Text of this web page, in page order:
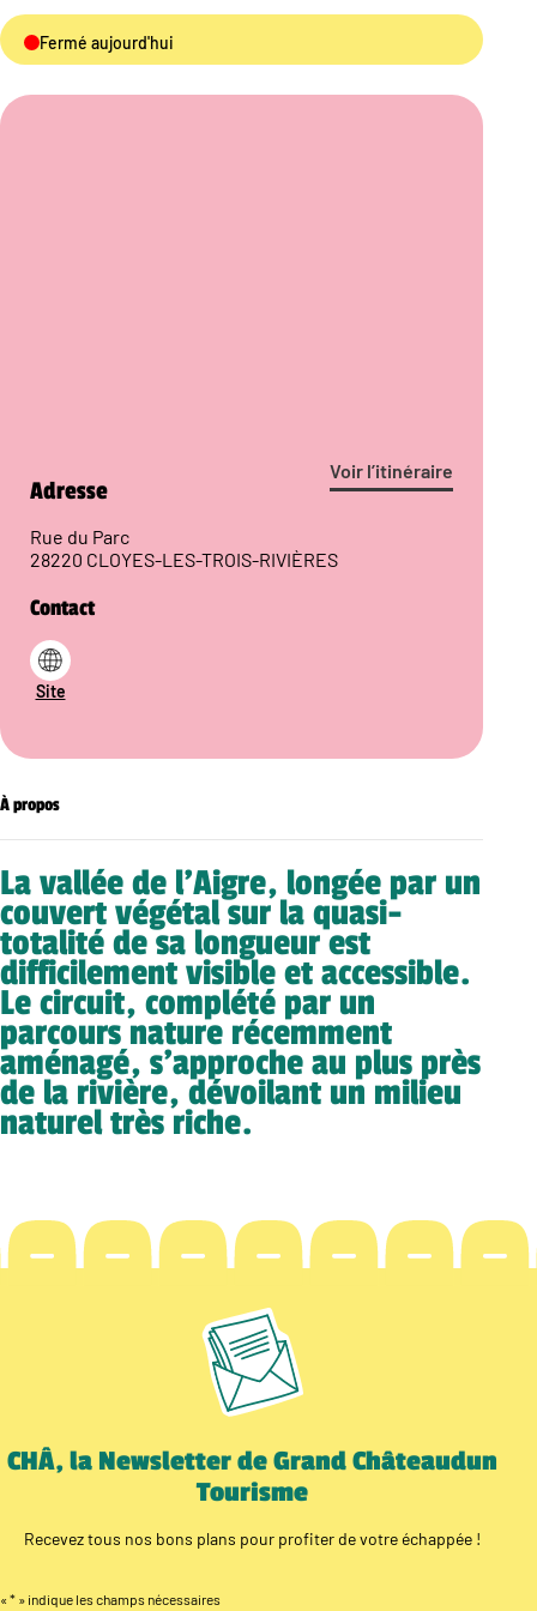
Fermé aujourd'hui
Voir l’itinéraire
Adresse
Rue du Parc
28220 CLOYES-LES-TROIS-RIVIÈRES
Contact
Site
À propos
La vallée de l’Aigre, longée par un
couvert végétal sur la quasi-
totalité de sa longueur est
difficilement visible et accessible.
Le circuit, complété par un
parcours nature récemment
aménagé, s’approche au plus près
de la rivière, dévoilant un milieu
naturel très riche.
CHÂ, la Newsletter de Grand Châteaudun
Tourisme
Recevez tous nos bons plans pour profiter de votre échappée !
« * » indique les champs nécessaires